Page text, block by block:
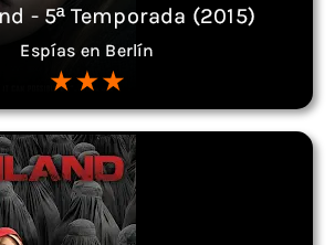
- 5ª Temporada (2015)
Espías en Berlín